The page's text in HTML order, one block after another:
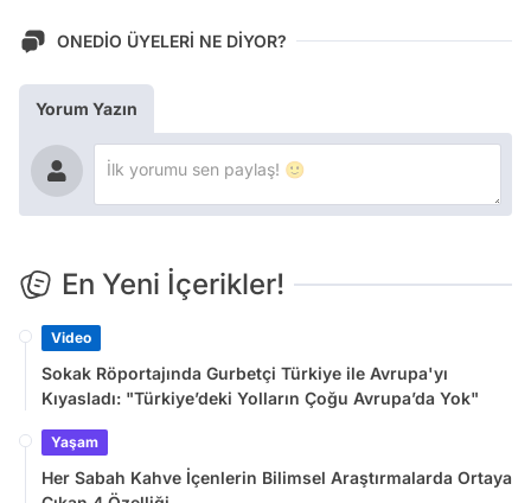
ONEDİO ÜYELERİ NE DİYOR?
Yorum Yazın
En Yeni İçerikler!
Video
Sokak Röportajında Gurbetçi Türkiye ile Avrupa'yı
Kıyasladı: "Türkiye’deki Yolların Çoğu Avrupa’da Yok"
Yaşam
Her Sabah Kahve İçenlerin Bilimsel Araştırmalarda Ortaya